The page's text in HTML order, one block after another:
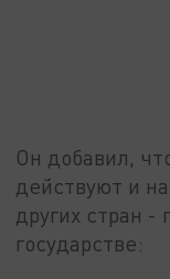
Он добавил,
действуют и
других стран -
государстве: